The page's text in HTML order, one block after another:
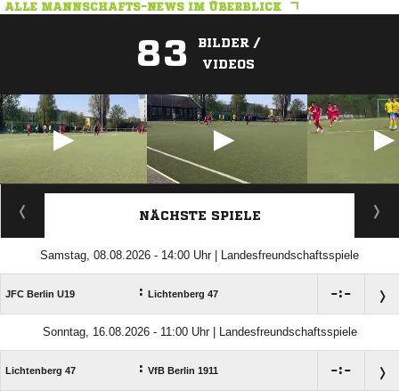
ALLE MANNSCHAFTS-NEWS IM ÜBERBLICK
83
BILDER /
VIDEOS
ANZEIGE
NÄCHSTE SPIELE
Samstag, 08.08.2026 - 14:00 Uhr | Landesfreundschaftsspiele
JFC Berlin U19 : Lichtenberg 47 :
Sonntag, 16.08.2026 - 11:00 Uhr | Landesfreundschaftsspiele
Lichtenberg 47 : VfB Berlin 1911 :